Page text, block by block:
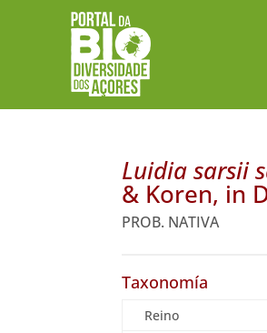
Luidia sarsii
& Koren, in
PROB. NATIVA
Taxonomía
Reino